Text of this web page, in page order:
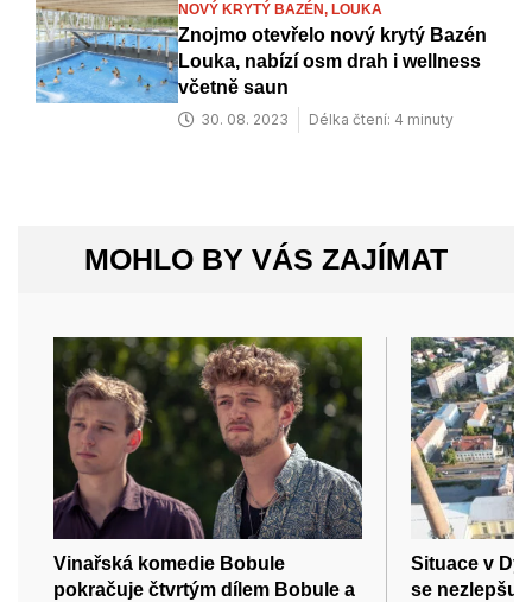
NOVÝ KRYTÝ BAZÉN, LOUKA
Znojmo otevřelo nový krytý Bazén
Louka, nabízí osm drah i wellness
včetně saun
30. 08. 2023 Délka čtení: 4 minuty
MOHLO BY VÁS ZAJÍMAT
Vinařská komedie Bobule
pokračuje čtvrtým dílem Bobule a
Situace v
se